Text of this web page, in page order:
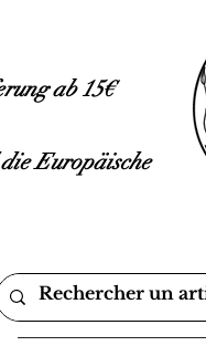
ab 15€
Europäische